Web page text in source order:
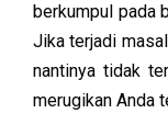
berkumpul pada
Jika terjadi
nantinya tidak
merugikan Anda